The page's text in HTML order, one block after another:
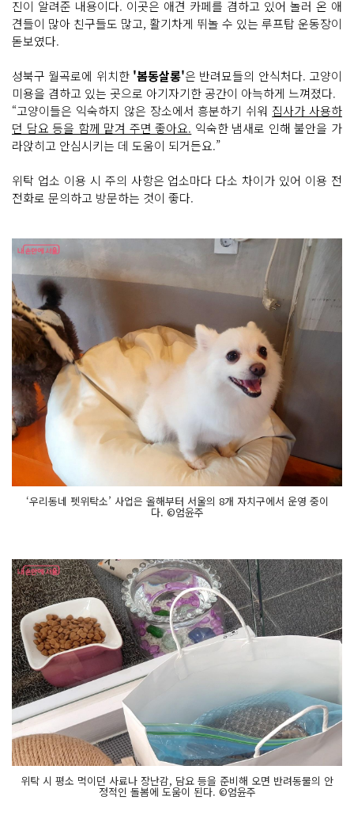
진이 알려준 내용이다. 이곳은 애견 카페를 겸하고 있어 놀러 온 애
견들이 많아 친구들도 많고, 활기차게 뛰놀 수 있는 루프탑 운동장이
돋보였다.
성북구 월곡로에 위치한 '봄동살롱'은 반려묘들의 안식처다. 고양이
미용을 겸하고 있는 곳으로 아기자기한 공간이 아늑하게 느껴졌다.
“고양이들은 익숙하지 않은 장소에서 흥분하기 쉬워 집사가 사용하
던 담요 등을 함께 맡겨 주면 좋아요. 익숙한 냄새로 인해 불안을 가
라앉히고 안심시키는 데 도움이 되거든요.”
위탁 업소 이용 시 주의 사항은 업소마다 다소 차이가 있어 이용 전
전화로 문의하고 방문하는 것이 좋다.
‘우리동네 펫위탁소’ 사업은 올해부터 서울의 8개 자치구에서 운영 중이
다. ©엄윤주
위탁 시 평소 먹이던 사료나 장난감, 담요 등을 준비해 오면 반려동물의 안
정적인 돌봄에 도움이 된다. ©엄윤주